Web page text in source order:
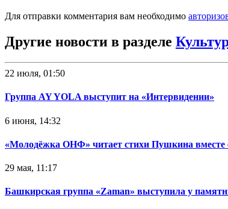
Для отправки комментария вам необходимо
Другие новости в разделе
22 июля, 01:50
Группа AY YOLA выступит на «Интервидении»
6 июня, 14:32
«Молодёжка ОНФ» читает стихи Пушкина вместе
29 мая, 11:17
Башкирская группа «Zaman» выступила у